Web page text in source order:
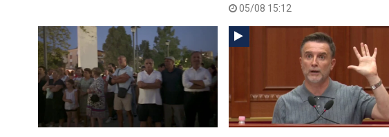
05/08 15:12